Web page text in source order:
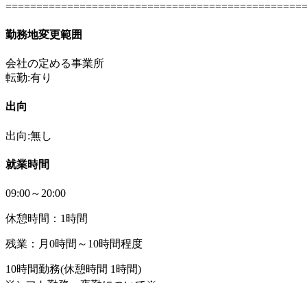
勤務地変更範囲
会社の定める事業所
転勤:有り
出向
出向:無し
就業時間
09:00～20:00
休憩時間：1時間
残業：月0時間～10時間程度
10時間勤務(休憩時間 1時間)